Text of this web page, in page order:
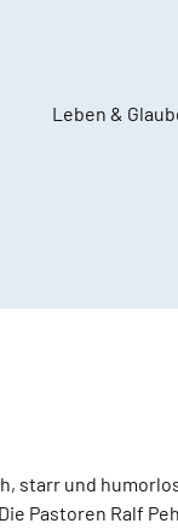
Leben &
starr und
Pastoren Ralf